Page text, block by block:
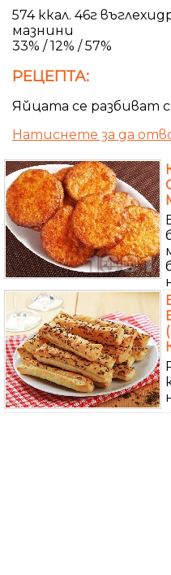
574 ккал. 46г
мазнини
33% / 12% / 57%
РЕЦЕПТА:
Яйцата се разбиват
Натиснете за да